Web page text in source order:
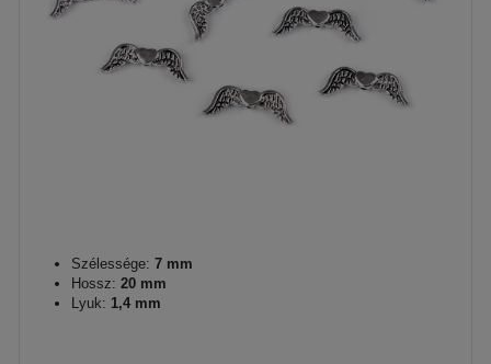
Szélessége: 7 mm
Hossz: 20 mm
Lyuk: 1,4 mm